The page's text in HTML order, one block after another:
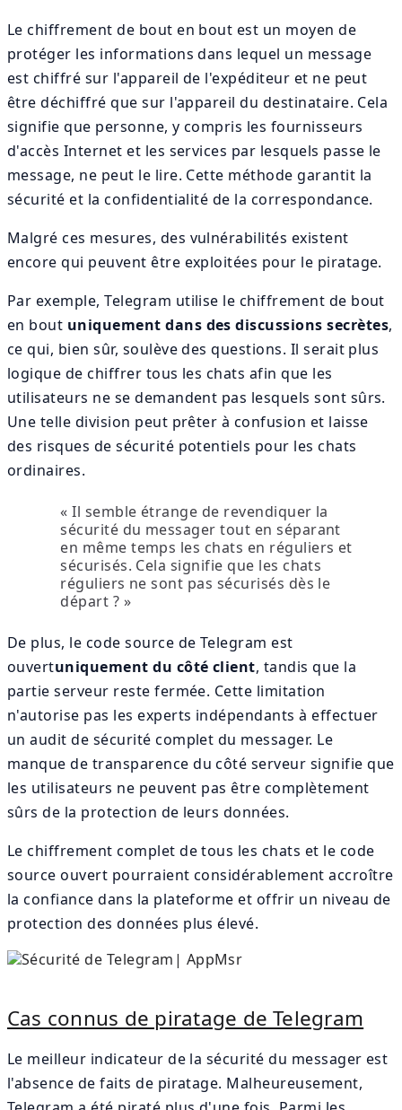
Le chiffrement de bout en bout est un moyen de
protéger les informations dans lequel un message
est chiffré sur l'appareil de l'expéditeur et ne peut
être déchiffré que sur l'appareil du destinataire. Cela
signifie que personne, y compris les fournisseurs
d'accès Internet et les services par lesquels passe le
message, ne peut le lire. Cette méthode garantit la
sécurité et la confidentialité de la correspondance.
Malgré ces mesures, des vulnérabilités existent
encore qui peuvent être exploitées pour le piratage.
Par exemple, Telegram utilise le chiffrement de bout
en bout uniquement dans des discussions secrètes,
ce qui, bien sûr, soulève des questions. Il serait plus
logique de chiffrer tous les chats afin que les
utilisateurs ne se demandent pas lesquels sont sûrs.
Une telle division peut prêter à confusion et laisse
des risques de sécurité potentiels pour les chats
ordinaires.
« Il semble étrange de revendiquer la
sécurité du messager tout en séparant
en même temps les chats en réguliers et
sécurisés. Cela signifie que les chats
réguliers ne sont pas sécurisés dès le
départ ? »
De plus, le code source de Telegram est
ouvertuniquement du côté client, tandis que la
partie serveur reste fermée. Cette limitation
n'autorise pas les experts indépendants à effectuer
un audit de sécurité complet du messager. Le
manque de transparence du côté serveur signifie que
les utilisateurs ne peuvent pas être complètement
sûrs de la protection de leurs données.
Le chiffrement complet de tous les chats et le code
source ouvert pourraient considérablement accroître
la confiance dans la plateforme et offrir un niveau de
protection des données plus élevé.
Cas connus de piratage de Telegram
Le meilleur indicateur de la sécurité du messager est
l'absence de faits de piratage. Malheureusement,